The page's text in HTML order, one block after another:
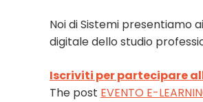
Noi di Sistemi presentiamo
digitale dello studio
Iscriviti per partecipare
The post EVENTO E-